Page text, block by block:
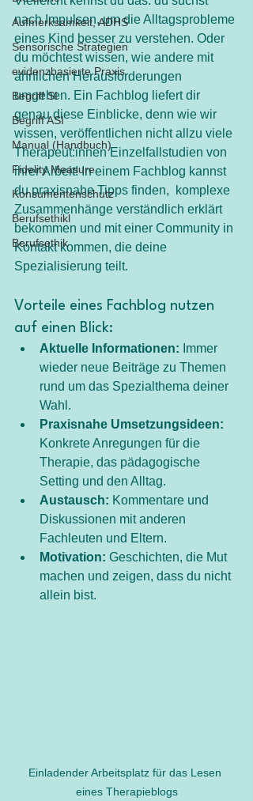
Aufmerksamkeit, ADHS
Sensorische Strategien
evidenzbasierte Praxis
Begriff SI
Begriff ASI
Manual (Handbuch)
Fidelity Measure
Konsumentenschutz
Berufsethikl
Berufsethik
nach Impulsen, um die Alltagsprobleme
eines Kind besser zu verstehen. Oder
du möchtest wissen, wie andere mit
ähnlichen Herausforderungen
umgehen. Ein Fachblog liefert dir
genau diese Einblicke, denn wie wir
wissen, veröffentlichen nicht allzu viele
Therapeut:innen Einzelfallstudien von
ihrer Arbeit! In einem Fachblog kannst
du praxisnahe Tipps finden,  komplexe
Zusammenhänge verständlich erklärt
bekommen und mit einer Community in
Kontakt kommen, die deine
Spezialisierung teilt.
Vorteile eines Fachblog nutzen
auf einen Blick:
Aktuelle Informationen: Immer
wieder neue Beiträge zu Themen
rund um das Spezialthema deiner
Wahl.
Praxisnahe Umsetzungsideen:
Konkrete Anregungen für die
Therapie, das pädagogische
Setting und den Alltag.
Austausch: Kommentare und
Diskussionen mit anderen
Fachleuten und Eltern.
Motivation: Geschichten, die Mut
machen und zeigen, dass du nicht
allein bist.
Einladender Arbeitsplatz für das Lesen
eines Therapieblogs